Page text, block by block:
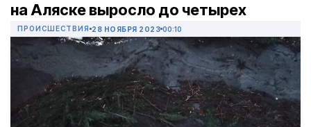
на Аляске выросло до четырех
ПРОИСШЕСТВИЯ 28 НОЯБРЯ 2023 00:10